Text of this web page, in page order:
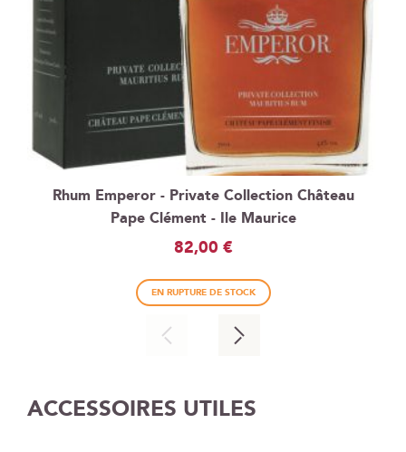
Rhum Emperor - Private Collection Château
Pape Clément - Ile Maurice
82,00 €
EN RUPTURE DE STOCK
ACCESSOIRES UTILES